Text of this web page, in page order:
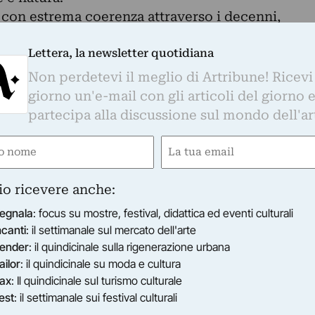
estrema coerenza attraverso i decenni,
vena
la mostra Madre Pietra, la natura, la
Cagliari, al
anni dalla scomparsa dello scultore e
nei limiti
COVID.
Campus e Tiziana Ciocca, in
enuclea gli
condotta sulle potenzialità espressive dei
tempo senza tempo, delle origini del mondo
la città, realizzata grazie al partenariato
dell’Assessorato alla Cultura del
Lettera, la newsletter quotidiana
Non perdetevi il meglio di Artribune! Ricevi
giorno un'e-mail con gli articoli del giorno e
partecipa alla discussione sul mondo
Email
ricevere anche:
: focus su mostre, festival, didattica ed eventi culturali
: il settimanale sul mercato dell'arte
: il quindicinale sulla rigenerazione urbana
: il quindicinale su moda e cultura
: Il quindicinale sul turismo culturale
: il settimanale sui festival culturali